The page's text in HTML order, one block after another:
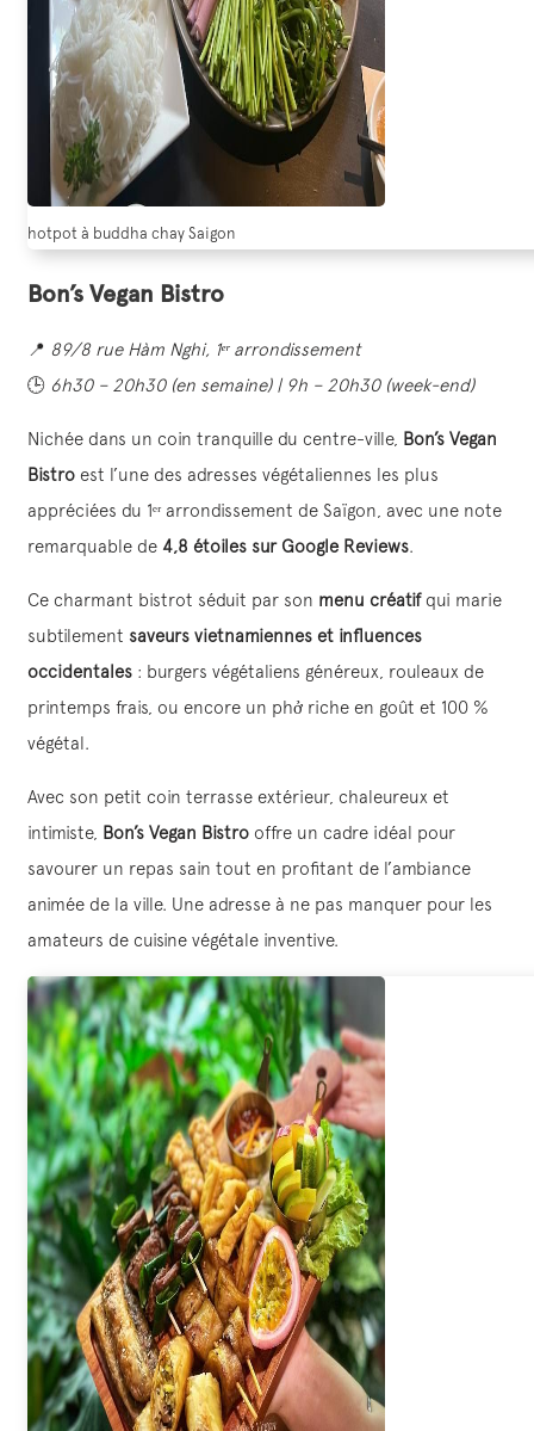
hotpot à buddha chay Saigon
Bon’s Vegan Bistro
📍 89/8 rue Hàm Nghi, 1ᵉʳ arrondissement
🕒 6h30 – 20h30 (en semaine) | 9h – 20h30 (week-end)
Nichée dans un coin tranquille du centre-ville, Bon’s Vegan
Bistro est l’une des adresses végétaliennes les plus
appréciées du 1ᵉʳ arrondissement de Saïgon, avec une note
remarquable de 4,8 étoiles sur Google Reviews.
Ce charmant bistrot séduit par son menu créatifqui marie
subtilement saveurs vietnamiennes et influences
occidentales : burgers végétaliens généreux, rouleaux de
printemps frais, ou encore un phở riche en goût et 100 %
végétal.
Avec son petit coin terrasse extérieur, chaleureux et
intimiste, Bon’s Vegan Bistro offre un cadre idéal pour
savourer un repas sain tout en profitant de l’ambiance
animée de la ville. Une adresse à ne pas manquer pour les
amateurs de cuisine végétale inventive.